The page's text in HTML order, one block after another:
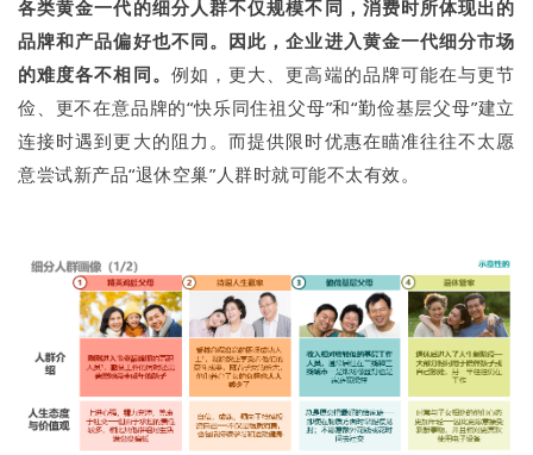
各类黄金一代的细分人群不仅规模不同，消费时所体现出的
品牌和产品偏好也不同。因此，企业进入黄金一代细分市场
的难度各不相同。 例如，更大、更高端的品牌可能在与更节
俭、更不在意品牌的“快乐同住祖父母”和“勤俭基层父母”建立
连接时遇到更大的阻力。而提供限时优惠在瞄准往往不太愿
意尝试新产品“退休空巢”人群时就可能不太有效。